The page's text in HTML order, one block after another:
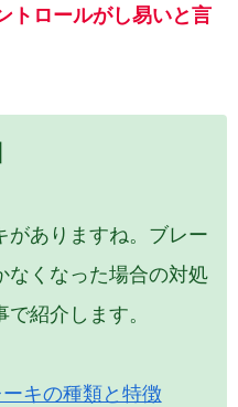
トロールがし易いと言
がありますね。ブレー
なくなった場合の対処
紹介します。
キの種類と特徴